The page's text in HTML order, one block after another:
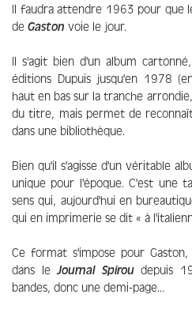
Il faudra attendre 1963 pour que
de Gaston voie le jour.
Il s'agit bien d'un album
éditions Dupuis jusqu'en 1978
haut en bas sur la tranche
du titre, mais permet de
dans une bibliothèque.
Bien qu'il s'agisse d'un véritable
unique pour l'époque. C'est une
sens qui, aujourd'hui en
qui en imprimerie se dit « à
Ce format s'impose pour Gaston,
dans leJournal Spirou depuis
bandes, donc une demi-page...